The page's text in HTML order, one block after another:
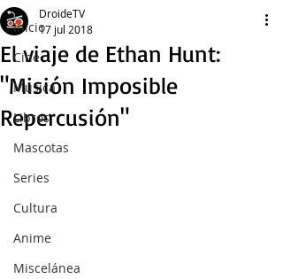
Inicio
Cine
Música
Libros
Mascotas
Series
Cultura
Anime
Miscelánea
El viaje de Ethan Hunt:
"Misión Imposible
Repercusión"
DroideTV
17 jul 2018